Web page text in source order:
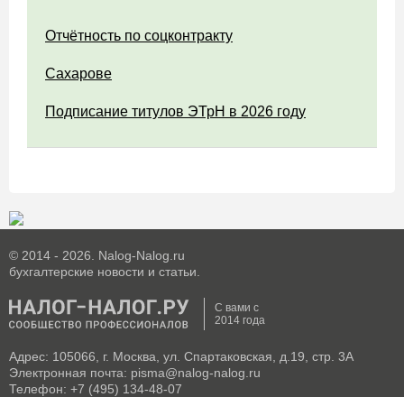
Отчётность по соцконтракту
Сахарове
Подписание титулов ЭТрН в 2026 году
© 2014 - 2026. Nalog-Nalog.ru
бухгалтерские новости и статьи.
С вами с
2014 года
Адрес: 105066, г. Москва, ул. Спартаковская, д.19, стр. 3А
Электронная почта: pisma@nalog-nalog.ru
Телефон: +7 (495) 134-48-07